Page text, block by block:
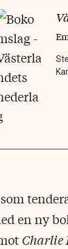
som
en ny
Charlie